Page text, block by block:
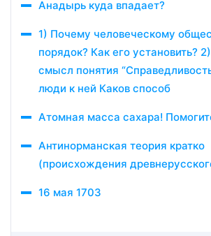
Анадырь куда впадает?
1) Почему человеческому
порядок? Как его установить?
смысл понятия
люди к ней Каков способ
Атомная масса сахара!
Антинорманская теория кратко
(происхождения
16 мая 1703